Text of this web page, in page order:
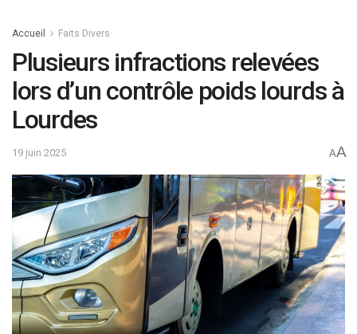
Accueil Faits Divers
Plusieurs infractions relevées
lors d’un contrôle poids lourds à
Lourdes
19 juin 2025 AA